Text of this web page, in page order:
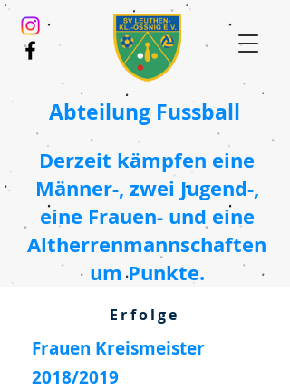
Abteilung Fussball
Derzeit kämpfen eine
Männer-, zwei Jugend-,
eine Frauen- und eine
Altherrenmannschaften
um Punkte.
Erfolge
Frauen Kreismeister
2018/2019